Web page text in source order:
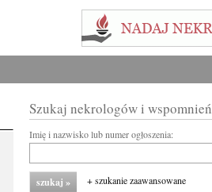
Szukaj nekrologów i wspomnień
Imię i nazwisko lub numer ogłoszenia:
+ szukanie zaawansowane